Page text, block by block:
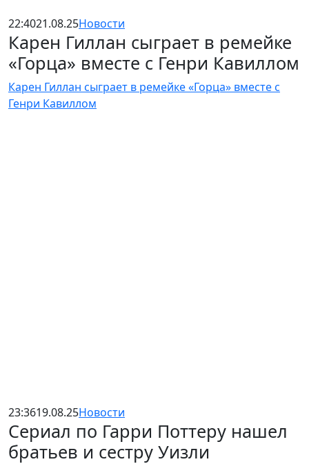
22:4021.08.25Новости
Карен Гиллан сыграет в ремейке
«Горца» вместе с Генри Кавиллом
Карен Гиллан сыграет в ремейке «Горца» вместе с
Генри Кавиллом
23:3619.08.25Новости
Сериал по Гарри Поттеру нашел
братьев и сестру Уизли